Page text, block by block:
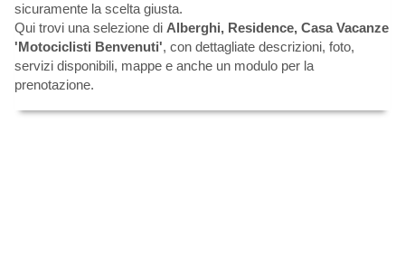
sicuramente la scelta giusta.
Qui trovi una selezione di Alberghi, Residence, Casa Vacanze
'Motociclisti Benvenuti', con dettagliate descrizioni, foto,
servizi disponibili, mappe e anche un modulo per la
prenotazione.